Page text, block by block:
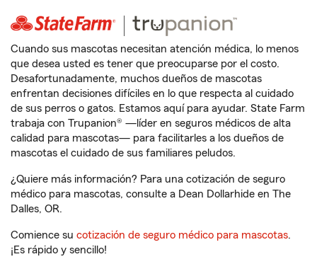
Cuando sus mascotas necesitan atención médica, lo menos
que desea usted es tener que preocuparse por el costo.
Desafortunadamente, muchos dueños de mascotas
enfrentan decisiones difíciles en lo que respecta al cuidado
de sus perros o gatos. Estamos aquí para ayudar. State Farm
trabaja con Trupanion® —líder en seguros médicos de alta
calidad para mascotas— para facilitarles a los dueños de
mascotas el cuidado de sus familiares peludos.
¿Quiere más información? Para una cotización de seguro
médico para mascotas, consulte a Dean Dollarhide en The
Dalles, OR.
Comience su cotización de seguro médico para mascotas.
¡Es rápido y sencillo!